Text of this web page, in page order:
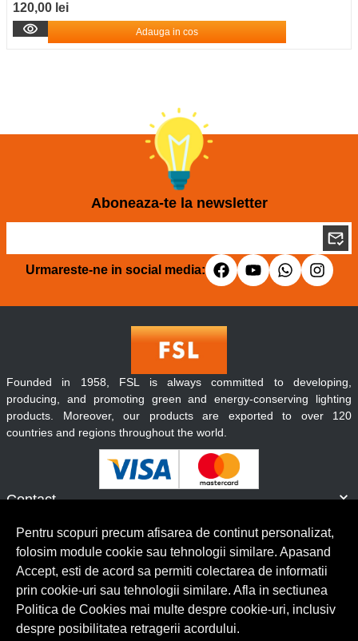
120,00 lei
Adauga in cos
Aboneaza-te la newsletter
Urmareste-ne in social media:
Contact
Servicii clienti
Founded in 1958, FSL is always committed to developing,
producing, and promoting green and energy-conserving lighting
products. Moreover, our products are exported to over 120
countries and regions throughout the world.
© Copyright 2026 Lumilux. Toate drepturile rezervate.
Pentru scopuri precum afisarea de continut personalizat,
folosim module cookie sau tehnologii similare. Apasand
Accept, esti de acord sa permiti colectarea de informatii
prin cookie-uri sau tehnologii similare. Afla in sectiunea
Politica de Cookies mai multe despre cookie-uri, inclusiv
despre posibilitatea retragerii acordului.